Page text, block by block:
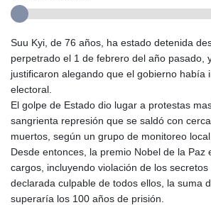
Suu Kyi, de 76 años, ha estado detenida
perpetrado el 1 de febrero del año pasado,
justificaron alegando que el gobierno había
electoral.
El golpe de Estado dio lugar a protestas
sangrienta represión que se saldó con
muertos, según un grupo de monitoreo local.
Desde entonces, la premio Nobel de la Paz
cargos, incluyendo violación de los
declarada culpable de todos ellos, la suma
superaría los 100 años de prisión.